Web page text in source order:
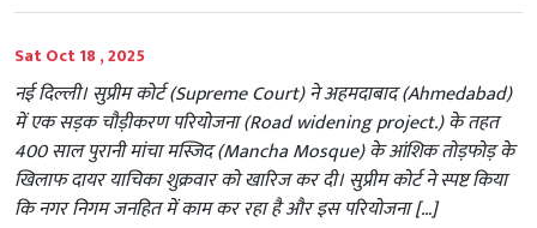
Sat Oct 18 , 2025
नई दिल्ली। सुप्रीम कोर्ट (Supreme Court) ने अहमदाबाद (Ahmedabad)
में एक सड़क चौड़ीकरण परियोजना (Road widening project.) के तहत
400 साल पुरानी मांचा मस्जिद (Mancha Mosque) के आंशिक तोड़फोड़ के
खिलाफ दायर याचिका शुक्रवार को खारिज कर दी। सुप्रीम कोर्ट ने स्पष्ट किया
कि नगर निगम जनहित में काम कर रहा है और इस परियोजना […]